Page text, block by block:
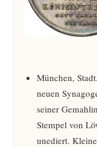
München,
neuen
seiner
Stempel von
unediert.